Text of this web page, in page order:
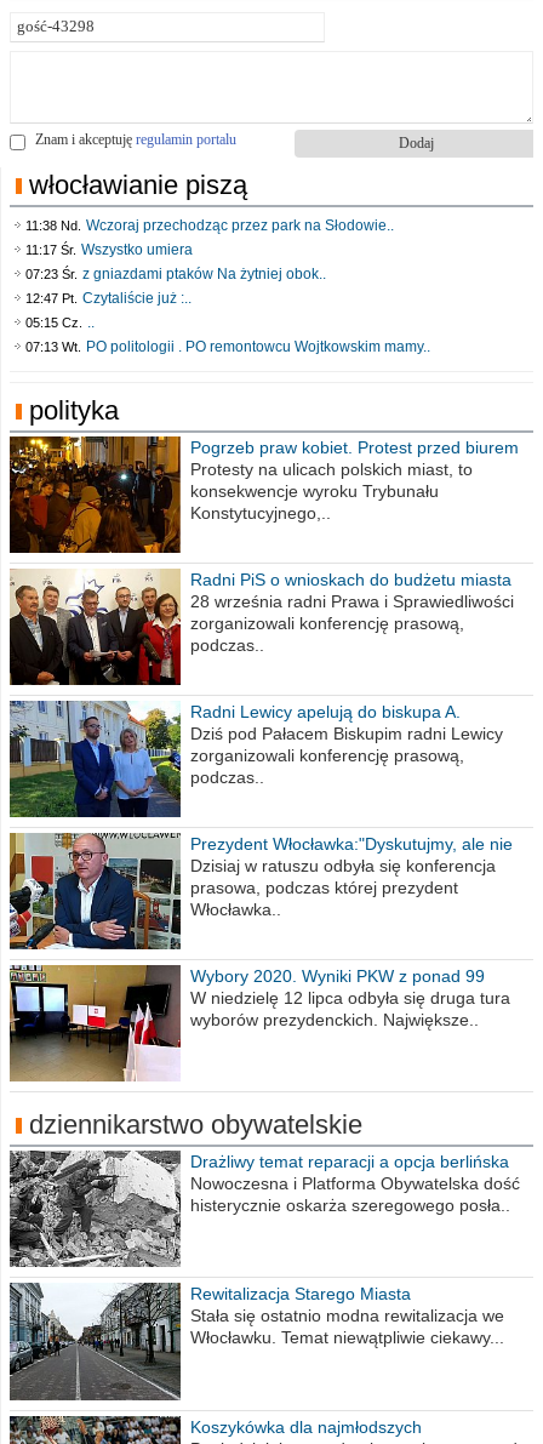
Znam i akceptuję regulamin portalu
włocławianie piszą
11:38 Nd. Wczoraj przechodząc przez park na Słodowie..
11:17 Śr. Wszystko umiera
07:23 Śr. z gniazdami ptaków Na żytniej obok..
12:47 Pt. Czytaliście już :..
05:15 Cz. ..
07:13 Wt. PO politologii . PO remontowcu Wojtkowskim mamy..
polityka
Pogrzeb praw kobiet. Protest przed biurem
poselskim PiS
Protesty na ulicach polskich miast, to
konsekwencje wyroku Trybunału
Konstytucyjnego,..
Radni PiS o wnioskach do budżetu miasta
na 2021 rok
28 września radni Prawa i Sprawiedliwości
zorganizowali konferencję prasową,
podczas..
Radni Lewicy apelują do biskupa A.
Wiesława Meringa
Dziś pod Pałacem Biskupim radni Lewicy
zorganizowali konferencję prasową,
podczas..
Prezydent Włocławka:"Dyskutujmy, ale nie
obrażajmy się”
Dzisiaj w ratuszu odbyła się konferencja
prasowa, podczas której prezydent
Włocławka..
Wybory 2020. Wyniki PKW z ponad 99
procent obwodów
W niedzielę 12 lipca odbyła się druga tura
wyborów prezydenckich. Największe..
dziennikarstwo obywatelskie
Drażliwy temat reparacji a opcja berlińska
Nowoczesna i Platforma Obywatelska dość
histerycznie oskarża szeregowego posła..
Rewitalizacja Starego Miasta
Stała się ostatnio modna rewitalizacja we
Włocławku. Temat niewątpliwie ciekawy...
Koszykówka dla najmłodszych